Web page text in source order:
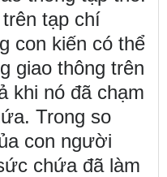
tạp chí
con kiến có thể
giao thông trên
khi nó đã chạm
Trong so
con người
chứa đã làm